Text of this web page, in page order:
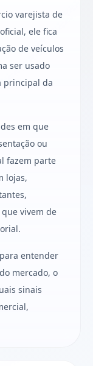
varejista de
ele fica
de veículos
ser usado
principal da
em que
ou
fazem parte
lojas,
vivem de
entender
mercado, o
sinais